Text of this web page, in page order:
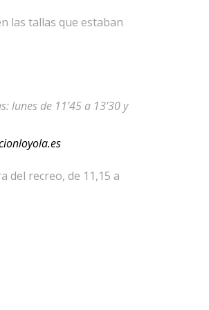
las tallas que estaban
de 11’45 a 13’30 y
recreo, de 11,15 a